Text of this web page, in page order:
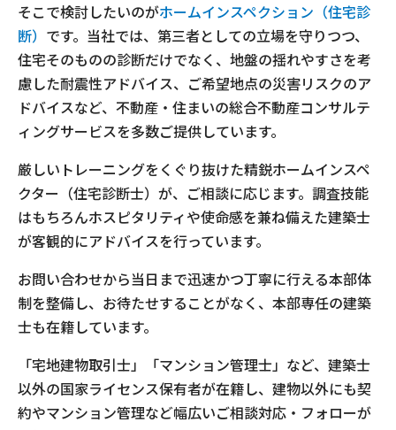
そこで検討したいのがホームインスペクション（住宅診
断） です。当社では、第三者としての立場を守りつつ、
住宅そのものの診断だけでなく、地盤の揺れやすさを考
慮した耐震性アドバイス、ご希望地点の災害リスクのア
ドバイスなど、不動産・住まいの総合不動産コンサルテ
ィングサービスを多数ご提供しています。
厳しいトレーニングをくぐり抜けた精鋭ホームインスペ
クター（住宅診断士）が、ご相談に応じます。調査技能
はもちろんホスピタリティや使命感を兼ね備えた建築士
が客観的にアドバイスを行っています。
お問い合わせから当日まで迅速かつ丁寧に行える本部体
制を整備し、お待たせすることがなく、本部専任の建築
士も在籍しています。
「宅地建物取引士」「マンション管理士」など、建築士
以外の国家ライセンス保有者が在籍し、建物以外にも契
約やマンション管理など幅広いご相談対応・フォローが